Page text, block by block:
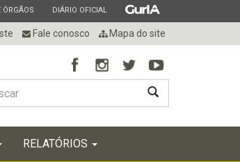
ÓRGÃOS ESTADO
DIÁRIO OFICIAL ESTADO
Fale conosco Mapa do site
BUSCAR
RELATÓRIOS